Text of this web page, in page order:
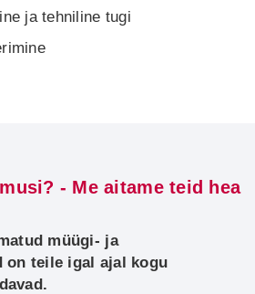
ja tehniline tugi
- Me aitame teid hea
müügi- ja
on teile igal ajal kogu